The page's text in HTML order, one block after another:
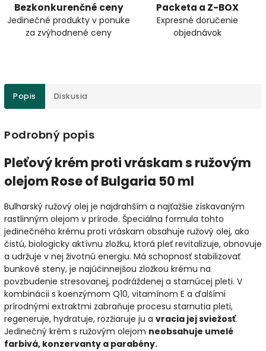
Bezkonkurenčné ceny
Jedinečné produkty v ponuke
za zvýhodnené ceny
Packeta a Z-BOX
Expresné doručenie
objednávok
Popis Diskusia
Podrobný popis
Pleťový krém proti vráskam s ružovým
olejom Rose of Bulgaria 50 ml
Bulharský ružový olej je najdrahším a najťažšie získavaným
rastlinným olejom v prírode. Špeciálna formula tohto
jedinečného krému proti vráskam obsahuje ružový olej, ako
čistú, biologicky aktívnu zložku, ktorá pleť revitalizuje, obnovuje
a udržuje v nej životnú energiu. Má schopnosť stabilizovať
bunkové steny, je najúčinnejšou zložkou krému na
povzbudenie stresovanej, podráždenej a starnúcej pleti. V
kombinácii s koenzýmom Q10, vitamínom E a ďalšími
prírodnými extraktmi zabraňuje procesu starnutia pleti,
regeneruje, hydratuje, rozžiaruje ju a vracia jej sviežosť.
Jedinečný krém s ružovým olejom neobsahuje umelé
farbivá, konzervanty a parabény.